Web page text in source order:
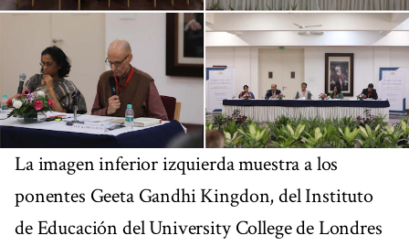
La imagen inferior izquierda muestra a los
ponentes Geeta Gandhi Kingdon, del Instituto
de Educación del University College de Londres